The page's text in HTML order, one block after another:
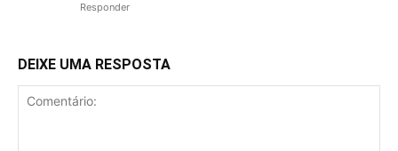
Responder
DEIXE UMA RESPOSTA